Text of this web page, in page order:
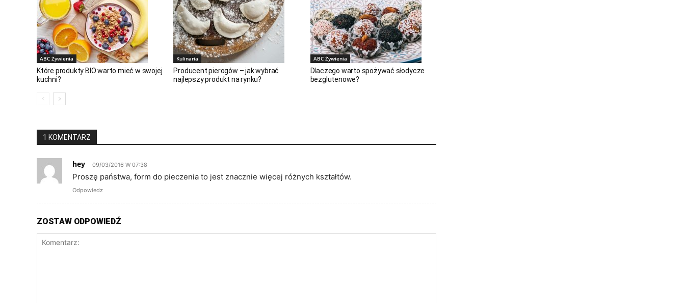
ABC Żywienia
Które produkty BIO warto mieć w swojej
kuchni?
Kulinaria
Producent pierogów – jak wybrać
najlepszy produkt na rynku?
ABC Żywienia
Dlaczego warto spożywać słodycze
bezglutenowe?
1 KOMENTARZ
hey 09/03/2016 W 07:38
Proszę państwa, form do pieczenia to jest znacznie więcej różnych kształtów.
Odpowiedz
ZOSTAW ODPOWIEDŹ